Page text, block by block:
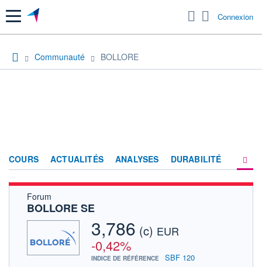
Menu Connexion
Communauté BOLLORE
COURS ACTUALITÉS ANALYSES DURABILITÉ
PRODUITS DE BOURSE
FORUM
Forum
BOLLORE SE
3,786 (c) EUR
-0,42%
INDICE DE RÉFÉRENCE SBF 120